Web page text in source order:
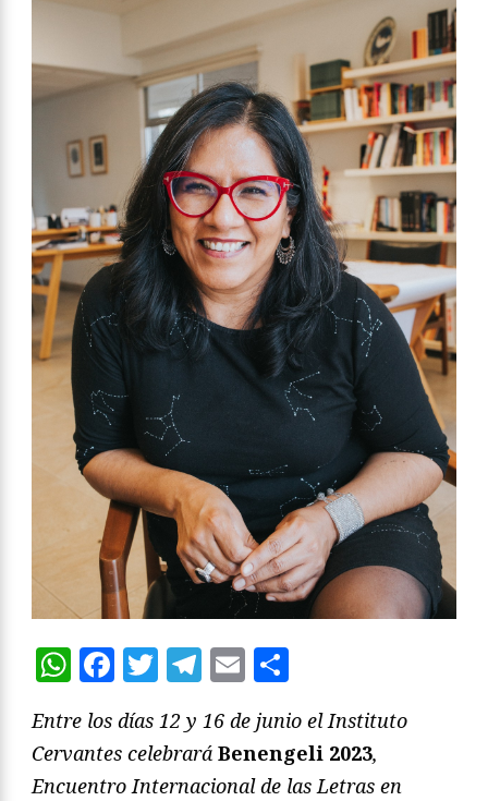
WhatsApp
Facebook
Twitter
Telegram
Email
Entre los días 12 y 16 de junio el Instituto
Cervantes celebrará Benengeli 2023,
Encuentro Internacional de las Letras en